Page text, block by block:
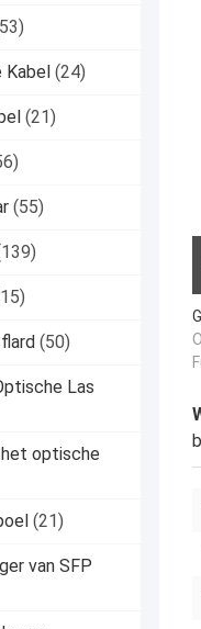
(24)
(21)
(55)
(50)
Las
optische
(21)
van SFP